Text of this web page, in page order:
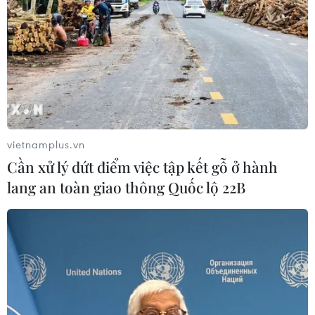
chữ "Cầu Tràng Tiền" thay cho "cầu Trường
Tiền" gây nhiều tranh luận về sự thiếu thống
nhất và tên gọi cây cầu.../.
(TTXVN/Vietnam+)
vietnamplus.vn
Cần xử lý dứt điểm việc tập kết gỗ ở hành
lang an toàn giao thông Quốc lộ 22B